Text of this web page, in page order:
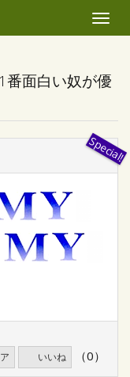
Toggle
番面白い奴が優
いいね （0）